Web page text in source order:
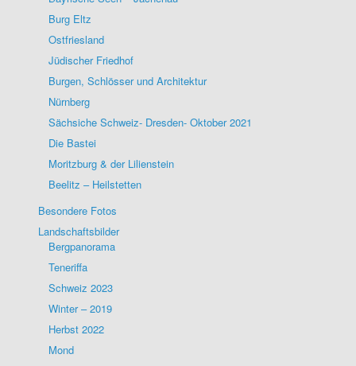
Burg Eltz
Ostfriesland
Jüdischer Friedhof
Burgen, Schlösser und Architektur
Nürnberg
Sächsiche Schweiz- Dresden- Oktober 2021
Die Bastei
Moritzburg & der Lilienstein
Beelitz – Heilstetten
Besondere Fotos
Landschaftsbilder
Bergpanorama
Teneriffa
Schweiz 2023
Winter – 2019
Herbst 2022
Mond